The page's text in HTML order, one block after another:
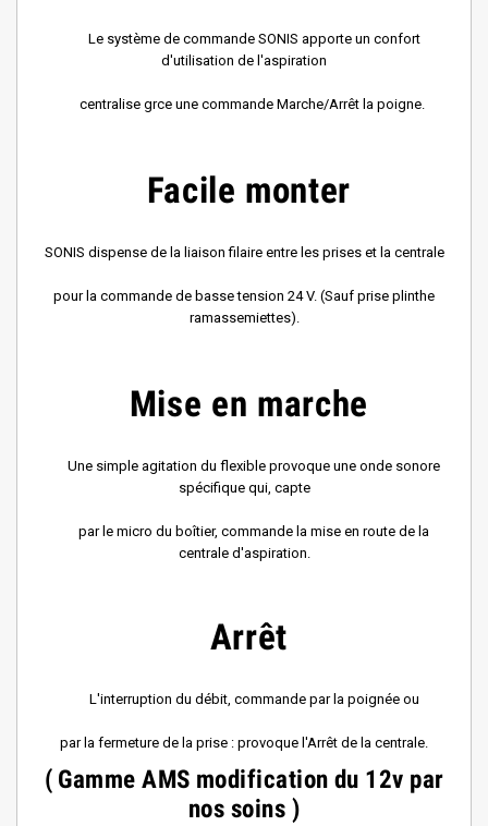
Le système de commande SONIS apporte un confort
d'utilisation de l'aspiration
centralise grce une commande Marche/Arrêt la poigne.
Facile monter
SONIS dispense de la liaison filaire entre les prises et la centrale
pour la commande de basse tension 24 V. (Sauf prise plinthe
ramassemiettes).
Mise en marche
Une simple agitation du flexible provoque une onde sonore
spécifique qui, capte
par le micro du boîtier, commande la mise en route de la
centrale d'aspiration.
Arrêt
L'interruption du débit, commande par la poignée ou
par la fermeture de la prise : provoque l'Arrêt de la centrale.
( Gamme AMS modification du 12v par
nos soins )